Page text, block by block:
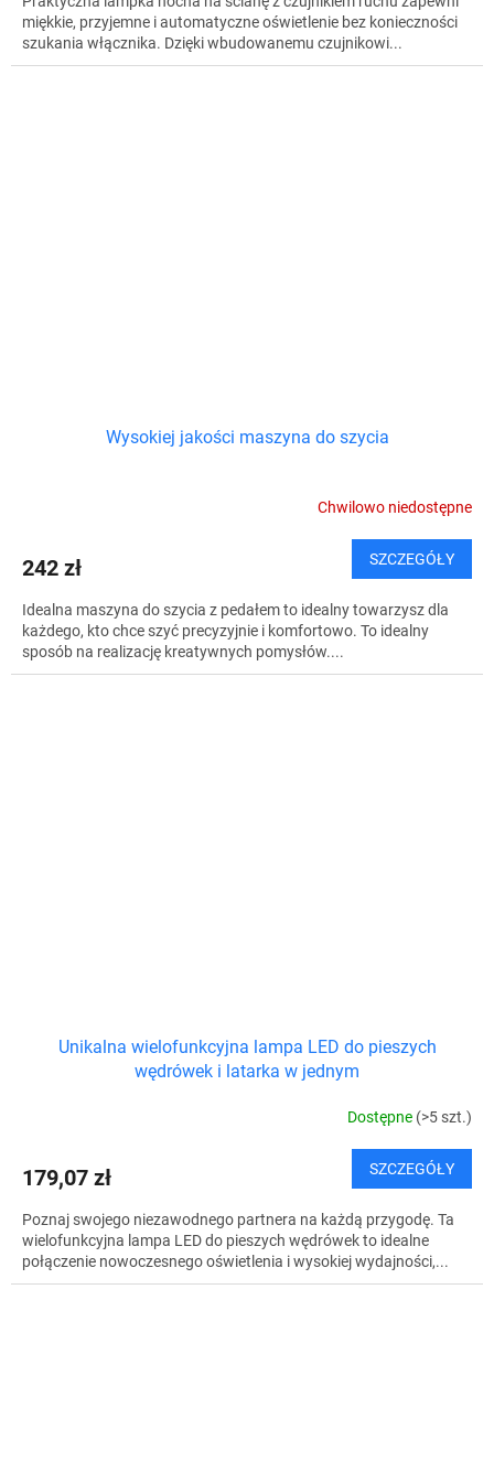
miękkie, przyjemne i automatyczne oświetlenie bez konieczności
szukania włącznika. Dzięki wbudowanemu czujnikowi...
Wysokiej jakości maszyna do szycia
Chwilowo niedostępne
242 zł SZCZEGÓŁY
Idealna maszyna do szycia z pedałem to idealny towarzysz dla
każdego, kto chce szyć precyzyjnie i komfortowo. To idealny
sposób na realizację kreatywnych pomysłów....
Unikalna wielofunkcyjna lampa LED do pieszych
wędrówek i latarka w jednym
Dostępne (>5 szt.)
179,07 zł SZCZEGÓŁY
Poznaj swojego niezawodnego partnera na każdą przygodę. Ta
wielofunkcyjna lampa LED do pieszych wędrówek to idealne
połączenie nowoczesnego oświetlenia i wysokiej wydajności,...